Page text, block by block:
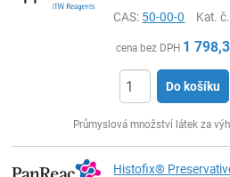
CAS: 50-00-0 Kat. č.
cena bez DPH 1
Do košíku
Průmyslová množství látek za
Histofix®